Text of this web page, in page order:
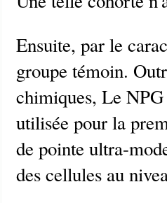
Ensuite, par le
groupe témoin.
chimiques, Le
utilisée pour la
de pointe ultra-
des cellules au